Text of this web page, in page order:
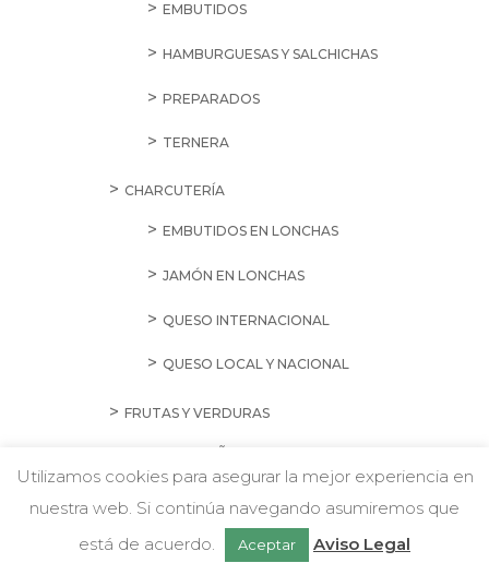
EMBUTIDOS
HAMBURGUESAS Y SALCHICHAS
PREPARADOS
TERNERA
CHARCUTERÍA
EMBUTIDOS EN LONCHAS
JAMÓN EN LONCHAS
QUESO INTERNACIONAL
QUESO LOCAL Y NACIONAL
FRUTAS Y VERDURAS
CHAMPIÑONES Y SETAS
FRUTAS
w Chatea con nosotros
Utilizamos cookies para asegurar la mejor experiencia en
nuestra web. Si continúa navegando asumiremos que
está de acuerdo.
Aceptar Aviso Legal